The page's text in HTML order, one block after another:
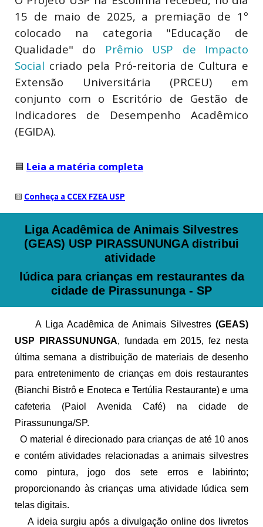
15 de maio de 2025, a premiação de 1º
colocado na categoria "Educação de
Qualidade" do Prêmio USP de Impacto
Social criado pela Pró-reitoria de Cultura e
Extensão Universitária (PRCEU) em
conjunto com o Escritório de Gestão de
Indicadores de Desempenho Acadêmico
(EGIDA).
🟦 Leia a matéria completa
🟨 Conheça a CCEX FZEA USP
Liga Acadêmica de Animais Silvestres
(GEAS) USP PIRASSUNUNGA distribui
atividade
lúdica para crianças em restaurantes da
cidade de Pirassununga - SP
A Liga Acadêmica de Animais Silvestres(GEAS)
USP PIRASSUNUNGA, fundada em 2015, fez nesta
última semana a distribuição de materiais de desenho
para entretenimento de crianças em dois restaurantes
(Bianchi Bistrô e Enoteca e Tertúlia Restaurante) e uma
cafeteria (Paiol Avenida Café) na cidade de
Pirassununga/SP.
O material é direcionado para crianças de até 10 anos
e contém atividades relacionadas a animais silvestres
como pintura, jogo dos sete erros e labirinto;
proporcionando às crianças uma atividade lúdica sem
telas digitais.
A ideia surgiu após a divulgação online dos livretos